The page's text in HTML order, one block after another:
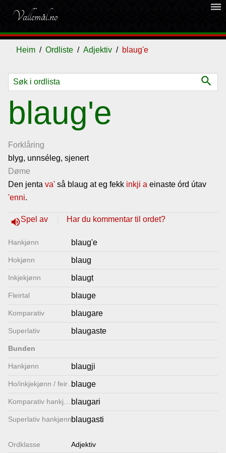
Vallemål.no
dehaze
Heim Ordliste Adjektiv blaug'e
search
blaug'e
Forklåring
blyg, unnséleg, sjenert
Døme
Den jenta va' så blaug at eg fekk inkji a einaste órd útav
'enni.
volume_upSpel av Har du kommentar til ordet?
Hankjønn blaug'e
Hokjønn blaug
Inkjekjønn blaugt
Fleirtal blauge
Komparativ blaugare
Superlativ blaugaste
Bunden
Hankjønn blaugji
Ho/inkjekjønn / feirtal
blauge
blaugari
Superlativ hankjønnblaugasti
Ordklasse Adjektiv
Ordliste
Om
vallemålet
Gjestebok
Lenkjer
Kontakt
oss